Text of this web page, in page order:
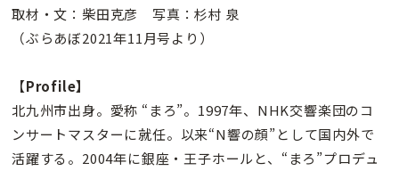
取材・文：柴田克彦 写真：杉村 泉
（ぶらあぼ2021年11月号より）
【Profile】
北九州市出身。愛称 “まろ”。1997年、NHK交響楽団のコ
ンサートマスターに就任。以来“N響の顔”として国内外で
活躍する。2004年に銀座・王子ホールと、“まろ”プロデュ